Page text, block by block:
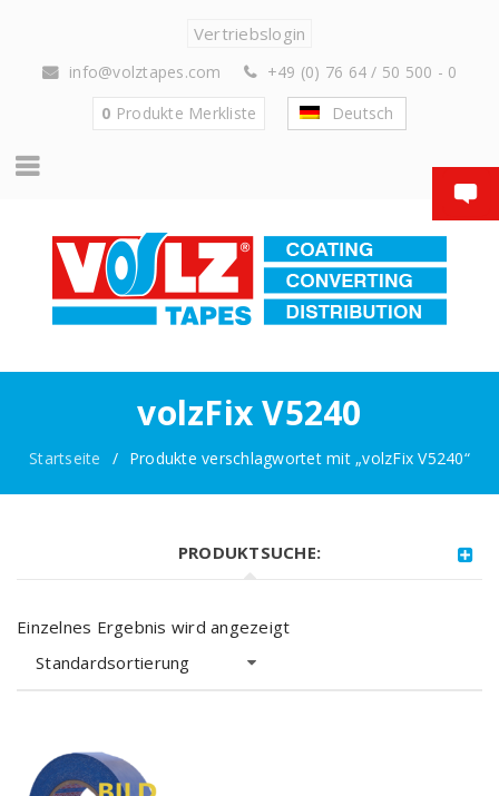
Vertriebslogin
info@volztapes.com
+49 (0) 76 64 / 50 500 - 0
0 Produkte Merkliste Deutsch
volzFix V5240
Startseite / Produkte verschlagwortet mit „volzFix V5240“
PRODUKTSUCHE:
Einzelnes Ergebnis wird angezeigt
Standardsortierung